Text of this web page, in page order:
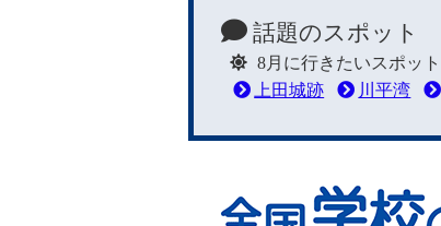
話題のスポット
8月に行きたいスポット
上田城跡
川平湾